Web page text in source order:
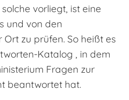
vorliegt, ist eine
und von den
zu prüfen. So heißt es
Katalog , in dem
Fragen zur
beantwortet hat.